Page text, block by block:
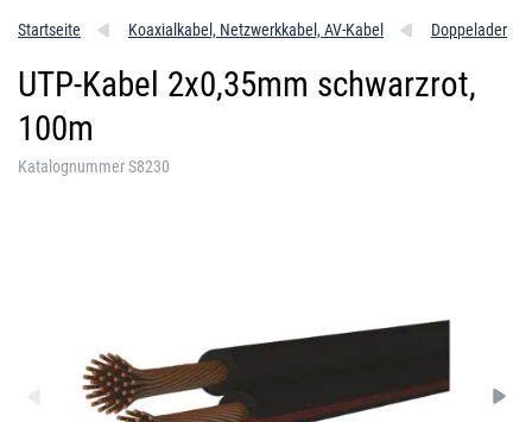
Startseite Koaxialkabel, Netzwerkkabel, AV-Kabel Doppelader
UTP-Kabel 2x0,35mm schwarzrot,
100m
Katalognummer S8230